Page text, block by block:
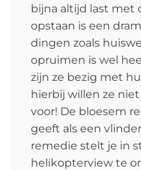
bijna altijd last met
opstaan is een
dingen zoals
opruimen is wel
zijn ze bezig met
hierbij willen ze
voor! De bloesem
geeft als een
remedie stelt je in
helikopterview te